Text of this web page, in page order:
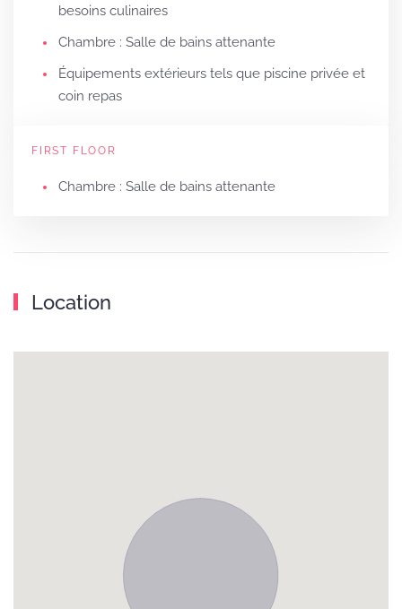
besoins culinaires
Chambre : Salle de bains attenante
Équipements extérieurs tels que piscine privée et
coin repas
FIRST FLOOR
Chambre : Salle de bains attenante
Location